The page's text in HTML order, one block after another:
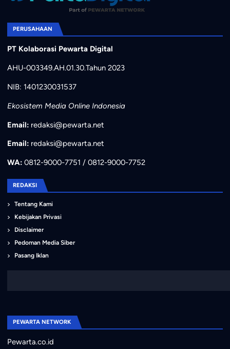
PERUSAHAAN
PT Kolaborasi Pewarta Digital
AHU-003349.AH.01.30.Tahun 2023
NIB: 1401230031537
Ekosistem Media Online Indonesia
Email: redaksi@pewarta.net
Email: redaksi@pewarta.net
WA:0812-9000-7751 / 0812-9000-7752
REDAKSI
Tentang Kami
Kebijakan Privasi
Disclaimer
Pedoman Media Siber
Pasang Iklan
PEWARTA NETWORK
Pewarta.co.id